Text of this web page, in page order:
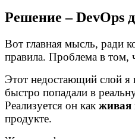
Решение – DevOps
Вот главная мысль, ради
правила. Проблема в том,
Этот недостающий слой я
быстро попадали в
Реализуется он какживая
продукте.